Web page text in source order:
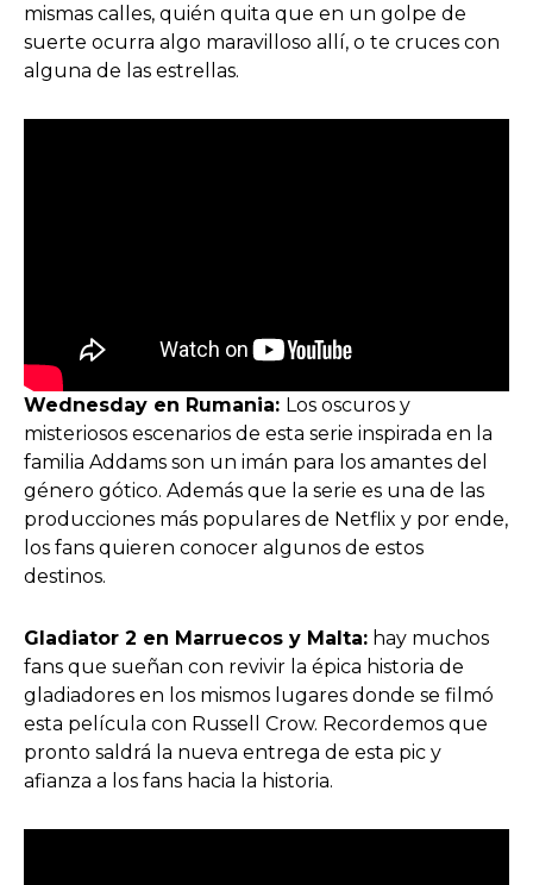
mismas calles, quién quita que en un golpe de
suerte ocurra algo maravilloso allí, o te cruces con
alguna de las estrellas.
Wednesday en Rumania: Los oscuros y
misteriosos escenarios de esta serie inspirada en la
familia Addams son un imán para los amantes del
género gótico. Además que la serie es una de las
producciones más populares de Netflix y por ende,
los fans quieren conocer algunos de estos
destinos.
Gladiator 2 en Marruecos y Malta: hay muchos
fans que sueñan con revivir la épica historia de
gladiadores en los mismos lugares donde se filmó
esta película con Russell Crow. Recordemos que
pronto saldrá la nueva entrega de esta pic y
afianza a los fans hacia la historia.